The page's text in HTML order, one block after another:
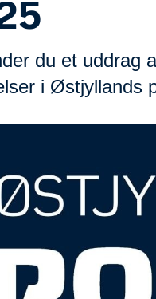
du et uddrag
i Østjyllands